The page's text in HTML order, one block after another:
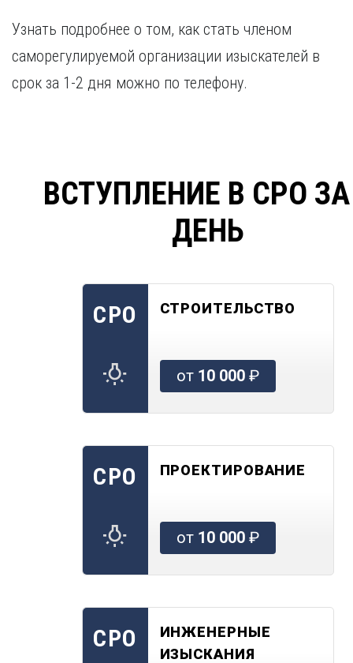
Узнать подробнее о том, как стать членом
саморегулируемой организации изыскателей в
срок за 1-2 дня можно по телефону.
ВСТУПЛЕНИЕ В СРО
ДЕНЬ
СРО СТРОИТЕЛЬСТВО
от 10 000₽
СРО ПРОЕКТИРОВАНИЕ
от 10 000₽
СРО
ИНЖЕНЕРНЫЕ
ИЗЫСКАНИЯ